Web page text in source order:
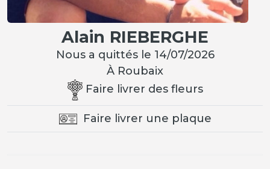
Alain RIEBERGHE
Nous a quittés le 14/07/2026
À Roubaix
Faire livrer des fleurs
Faire livrer une plaque